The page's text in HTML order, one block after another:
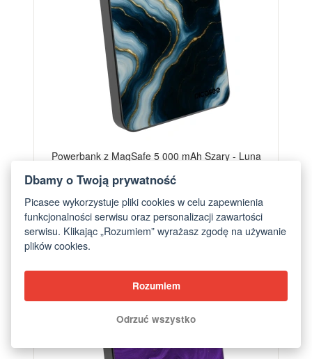
Powerbank z MagSafe 5 000 mAh Szary - Luna
od 249,00 zł
Dbamy o Twoją prywatność
Picasee wykorzystuje pliki cookies w celu zapewnienia
funkcjonalności serwisu oraz personalizacji zawartości
serwisu. Klikając „Rozumiem” wyrażasz zgodę na używanie
plików cookies.
Rozumiem
Odrzuć wszystko